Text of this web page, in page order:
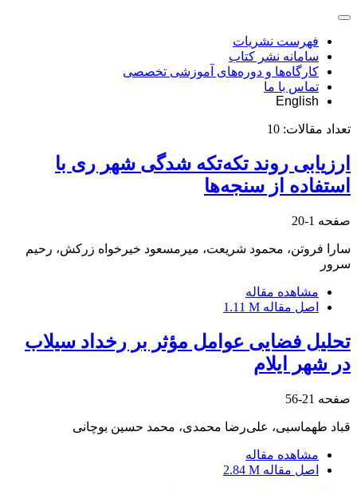
فهرست نشریات
سامانه نشر کتاب
کارگاه‌ها و دوره‌های آموزشی تخصصی
تماس با ما
English
تعداد مقالات: 10
ارزیابی روند تکه‌تکه‌ شدگی شهر ری با
استفاده از سنجه‌ها
صفحه 1-20
سارا فروتن، محمود شریعت، میرمسعود خیرخواه زرکش، رحیم
سرور
مشاهده مقاله
اصل مقاله 1.11 M
تحلیل فضایی عوامل مؤثر بر رخداد سیلاب
در شهر ایلام
صفحه 21-56
قباد طهماسبی، علی‌رضا محمدی، محمد حسین بوچانی
مشاهده مقاله
اصل مقاله 2.84 M